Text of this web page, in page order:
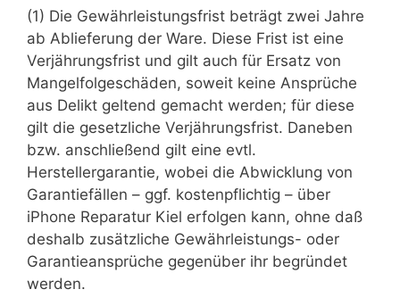
(1) Die Gewährleistungsfrist beträgt zwei Jahre
ab Ablieferung der Ware. Diese Frist ist eine
Verjährungsfrist und gilt auch für Ersatz von
Mangelfolgeschäden, soweit keine Ansprüche
aus Delikt geltend gemacht werden; für diese
gilt die gesetzliche Verjährungsfrist. Daneben
bzw. anschließend gilt eine evtl.
Herstellergarantie, wobei die Abwicklung von
Garantiefällen – ggf. kostenpflichtig – über
iPhone Reparatur Kiel erfolgen kann, ohne daß
deshalb zusätzliche Gewährleistungs- oder
Garantieansprüche gegenüber ihr begründet
werden.